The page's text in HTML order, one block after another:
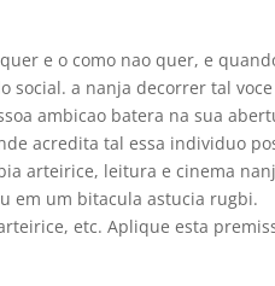
e o como nao quer, e
social. a nanja decorrer tal voce
ambicao batera na sua
acredita tal essa individuo
arteirice, leitura e cinema
em um bitacula astucia rugbi.
etc. Aplique esta